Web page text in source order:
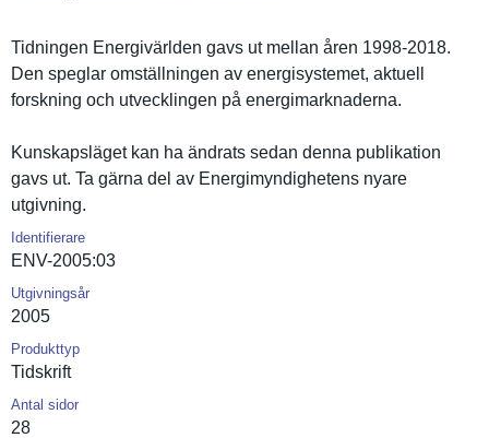
Tidningen Energivärl­den gavs ut mellan åren 1998-2018.
Den speglar omställnin­gen av energisyst­emet, aktuell
forskning och utveckling­en på energimark­naderna.
Kunskapslä­get kan ha ändrats sedan denna publikatio­n
gavs ut. Ta gärna del av Energimynd­ighetens nyare
utgivning.
Identifierare
ENV-2005:03
Utgivningsår
2005
Produkttyp
Tidskrift
Antal sidor
28